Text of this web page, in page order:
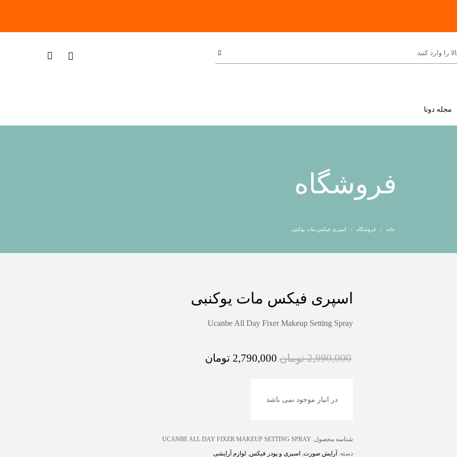
مجله دونا
فروشگاه
خانه فروشگاه اسپری فیکس مات یوکنبی
اسپری فیکس مات یوکنبی
Ucanbe All Day Fixer Makeup Setting Spray
2,990,000 تومان 2,790,000 تومان
در انبار موجود نمی باشد
شناسه محصول: UCANBE ALL DAY FIXER MAKEUP SETTING SPRAY
دسته: آرایش صورت, اسپری و پودر فیکس, لوازم آرایشی